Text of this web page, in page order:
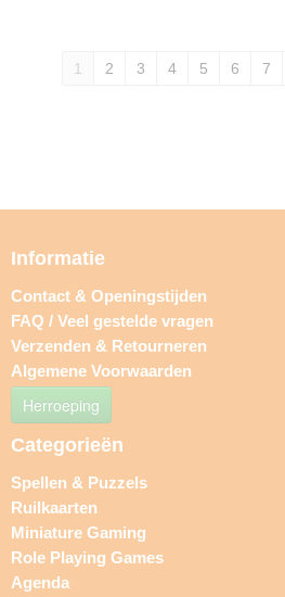
1 2 3 4 5 6 7
Informatie
Contact & Openingstijden
FAQ / Veel gestelde vragen
Verzenden & Retourneren
Algemene Voorwaarden
Herroeping
Categorieën
Spellen & Puzzels
Ruilkaarten
Miniature Gaming
Role Playing Games
Agenda